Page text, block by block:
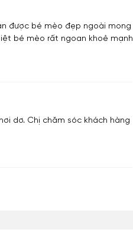
được bé mèo đẹp ngoài mong
bé mèo rất ngoan khoẻ mạnh
dơ. Chị chăm sóc khách hàng